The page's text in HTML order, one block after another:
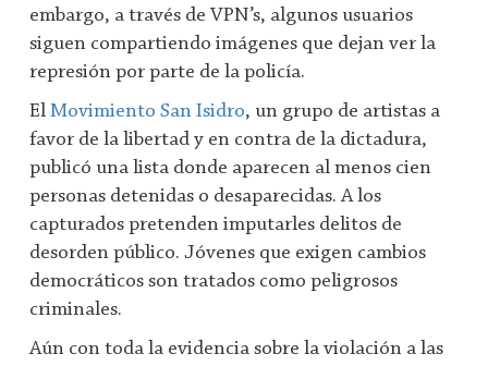
embargo, a través de VPN’s, algunos usuarios
siguen compartiendo imágenes que dejan ver la
represión por parte de la policía.
El Movimiento San Isidro, un grupo de artistas a
favor de la libertad y en contra de la dictadura,
publicó una lista donde aparecen al menos cien
personas detenidas o desaparecidas. A los
capturados pretenden imputarles delitos de
desorden público. Jóvenes que exigen cambios
democráticos son tratados como peligrosos
criminales.
Aún con toda la evidencia sobre la violación a las